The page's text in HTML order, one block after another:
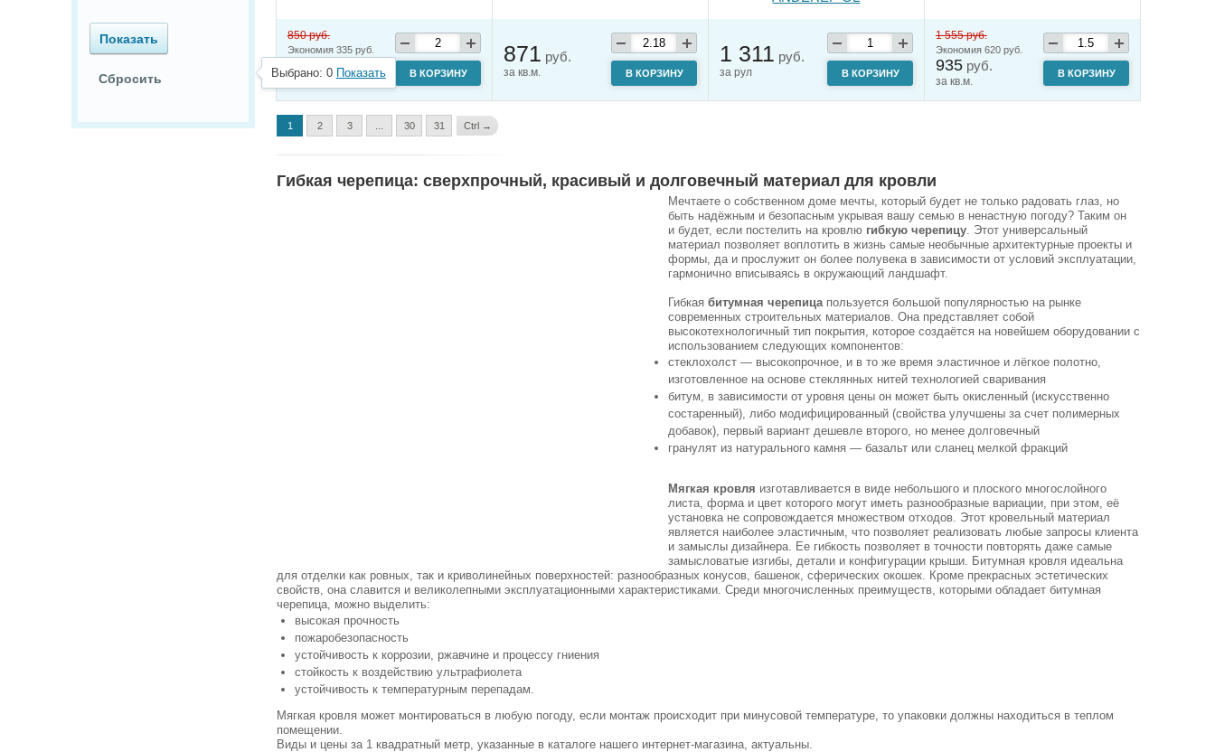
Выбрано: 0 Показать
850 руб.
Экономия 335 руб.
515 руб.
за кв.м.
В КОРЗИНУ
871 руб.
за кв.м. В КОРЗИНУ
1 311 руб.
за рул В КОРЗИНУ
1 555 руб.
Экономия 620 руб.
935 руб.
за кв.м.
В КОРЗИНУ
1 2 3 30 31 Ctrl →
Гибкая черепица: сверхпрочный, красивый и долговечный материал для кровли
Мечтаете о собственном доме мечты, который будет не только радовать глаз, но
быть надёжным и безопасным укрывая вашу семью в ненастную погоду? Таким он
и будет, если постелить на кровлю гибкую черепицу. Этот универсальный
материал позволяет воплотить в жизнь самые необычные архитектурные проекты и
формы, да и прослужит он более полувека в зависимости от условий эксплуатации,
гармонично вписываясь в окружающий ландшафт.
Гибкая битумная черепица пользуется большой популярностью на рынке
современных строительных материалов. Она представляет собой
высокотехнологичный тип покрытия, которое создаётся на новейшем оборудовании с
использованием следующих компонентов:
стеклохолст — высокопрочное, и в то же время эластичное и лёгкое полотно,
изготовленное на основе стеклянных нитей технологией сваривания
битум, в зависимости от уровня цены он может быть окисленный (искусственно
состаренный), либо модифицированный (свойства улучшены за счет полимерных
добавок), первый вариант дешевле второго, но менее долговечный
гранулят из натурального камня — базальт или сланец мелкой фракций
Мягкая кровля изготавливается в виде небольшого и плоского многослойного
листа, форма и цвет которого могут иметь разнообразные вариации, при этом, её
установка не сопровождается множеством отходов. Этот кровельный материал
является наиболее эластичным, что позволяет реализовать любые запросы клиента
и замыслы дизайнера. Ее гибкость позволяет в точности повторять даже самые
замысловатые изгибы, детали и конфигурации крыши. Битумная кровля идеальна
для отделки как ровных, так и криволинейных поверхностей: разнообразных конусов, башенок, сферических окошек. Кроме прекрасных эстетических
свойств, она славится и великолепными эксплуатационными характеристиками. Среди многочисленных преимуществ, которыми обладает битумная
черепица, можно выделить:
высокая прочность
пожаробезопасность
устойчивость к коррозии, ржавчине и процессу гниения
стойкость к воздействию ультрафиолета
устойчивость к температурным перепадам.
Мягкая кровля может монтироваться в любую погоду, если монтаж происходит при минусовой температуре, то упаковки должны находиться в теплом
помещении.
Виды и цены за 1 квадратный метр, указанные в каталоге нашего интернет-магазина, актуальны.